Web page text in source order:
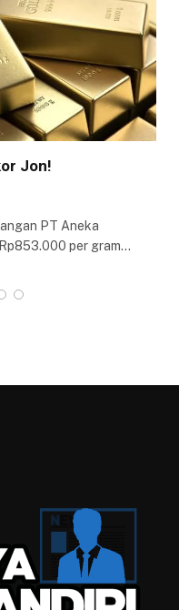
Jon!
PT Aneka
per gram…